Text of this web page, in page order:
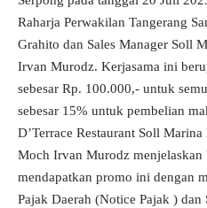
Raharja Perwakilan Tangerang
Grahito dan Sales Manager Soll
Irvan Murodz. Kerjasama ini
sebesar Rp. 100.000,- untuk
sebesar 15% untuk pembelian
D’Terrace Restaurant Soll
Moch Irvan Murodz menjelaskan
mendapatkan promo ini dengan
Pajak Daerah (Notice Pajak )